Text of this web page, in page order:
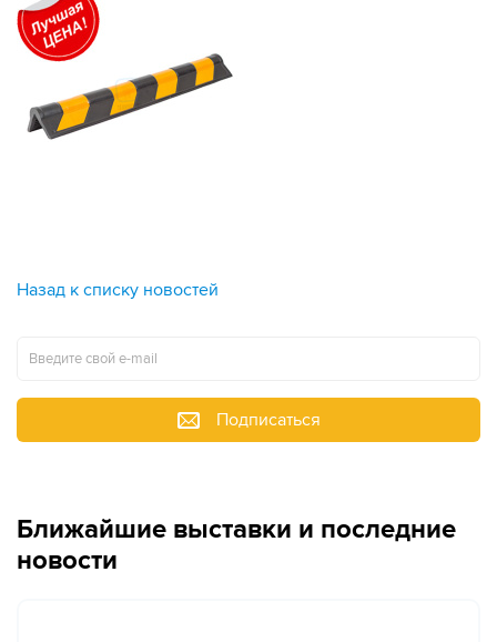
Назад к списку новостей
Подписаться
Ближайшие выставки и последние
новости